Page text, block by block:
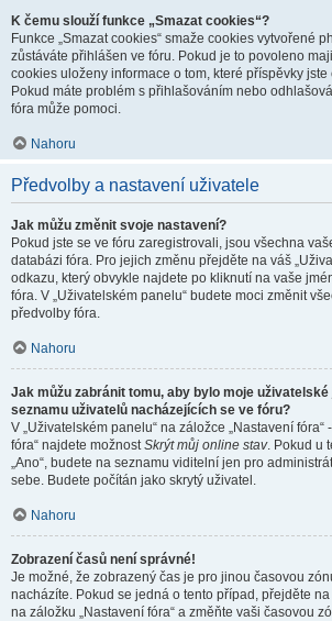
K čemu slouží funkce „Smazat cookies“?
Funkce „Smazat cookies“ smaže cookies vytvořené
zůstáváte přihlášen ve fóru. Pokud je to povoleno
cookies uloženy informace o tom, které příspěvky jste
Pokud máte problém s přihlašováním nebo
fóra může pomoci.
Nahoru
Předvolby a nastavení uživatele
Jak můžu změnit svoje nastavení?
Pokud jste se ve fóru zaregistrovali, jsou všechna
databázi fóra. Pro jejich změnu přejděte na váš
odkazu, který obvykle najdete po kliknutí na vaše
fóra. V „Uživatelském panelu“ budete moci změnit
předvolby fóra.
Nahoru
Jak můžu zabránit tomu, aby bylo moje uživatelské
seznamu uživatelů nacházejících se ve fóru?
V „Uživatelském panelu“ na záložce „Nastavení fóra“
fóra“ najdete možnostSkrýt můj online stav. Pokud u
„Ano“, budete na seznamu viditelní jen pro
sebe. Budete počítán jako skrytý uživatel.
Nahoru
Zobrazení časů není správné!
Je možné, že zobrazený čas je pro jinou časovou
nacházíte. Pokud se jedná o tento případ, přejděte na
na záložku „Nastavení fóra“ a změňte vaši časovou